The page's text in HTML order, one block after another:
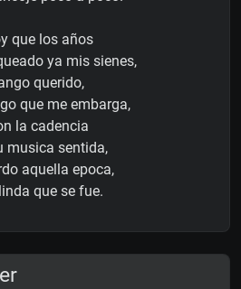
que los años
ya mis sienes,
querido,
que me embarga,
la cadencia
musica sentida,
aquella epoca,
que se fue.